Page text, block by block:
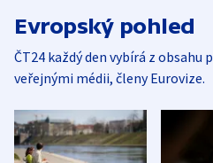
Evropský pohled
ČT24 každý den vybírá z
veřejnými médii, členy Eurovize.